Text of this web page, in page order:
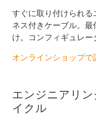
すぐに取り付けられ
ネス付きケーブル。
け。コンフィギュレー
オンラインショップで
エンジニアリ
イクル